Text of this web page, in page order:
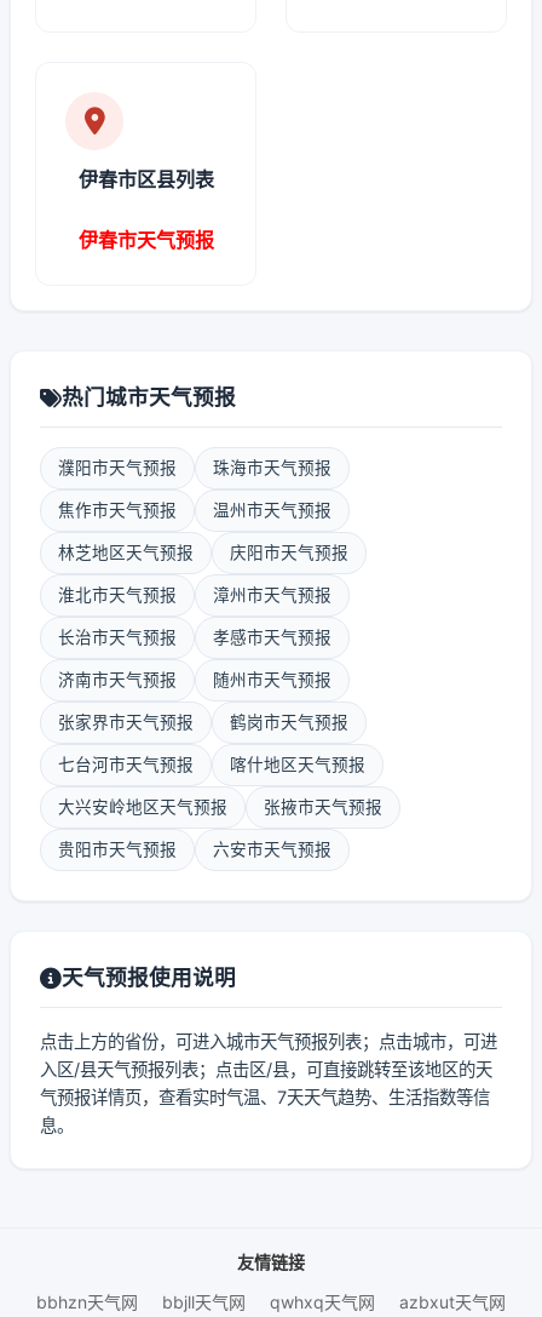
伊春市区县列表
伊春市天气预报
热门城市天气预报
濮阳市天气预报 珠海市天气预报
焦作市天气预报 温州市天气预报
林芝地区天气预报 庆阳市天气预报
淮北市天气预报 漳州市天气预报
长治市天气预报 孝感市天气预报
济南市天气预报 随州市天气预报
张家界市天气预报 鹤岗市天气预报
七台河市天气预报 喀什地区天气预报
大兴安岭地区天气预报 张掖市天气预报
贵阳市天气预报 六安市天气预报
天气预报使用说明
点击上方的省份，可进入城市天气预报列表；点击城市，可进
入区/县天气预报列表；点击区/县，可直接跳转至该地区的天
气预报详情页，查看实时气温、7天天气趋势、生活指数等信
息。
友情链接
bbhzn天气网
bbjll天气网 qwhxq天气网 azbxut天气网